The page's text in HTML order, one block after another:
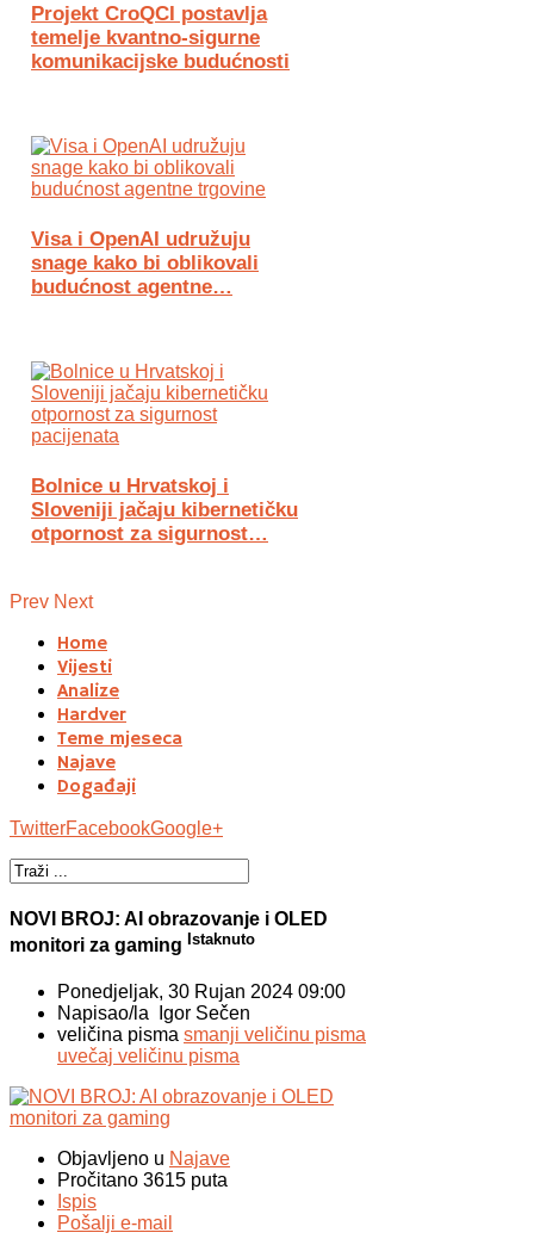
Projekt CroQCI postavlja
temelje kvantno-sigurne
komunikacijske budućnosti
Visa i OpenAI udružuju
snage kako bi oblikovali
budućnost agentne…
Bolnice u Hrvatskoj i
Sloveniji jačaju kibernetičku
otpornost za sigurnost…
Prev Next
Home
Vijesti
Analize
Hardver
Teme mjeseca
Najave
Događaji
TwitterFacebookGoogle+
NOVI BROJ: AI obrazovanje i OLED
monitori za gaming Istaknuto
Ponedjeljak, 30 Rujan 2024 09:00
Napisao/la Igor Sečen
veličina pisma smanji veličinu pisma
uvečaj veličinu pisma
Objavljeno u Najave
Pročitano 3615 puta
Ispis
Pošalji e-mail